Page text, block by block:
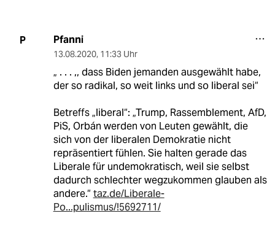
P Pfanni
13.08.2020, 11:33 Uhr
„ . . . ,, dass Biden jemanden ausgewählt habe,
der so radikal, so weit links und so liberal sei“
Betreffs „liberal“: „Trump, Rassemblement, AfD,
PiS, Orbán werden von Leuten gewählt, die
sich von der liberalen Demokratie nicht
repräsentiert fühlen. Sie halten gerade das
Liberale für undemokratisch, weil sie selbst
dadurch schlechter wegzukommen glauben als
andere.“ taz.de/Liberale-
Po...pulismus/!5692711/